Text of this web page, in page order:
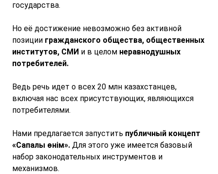
государства.
Но её достижение невозможно без активной
позиции гражданского общества, общественных
институтов, СМИ и в целомнеравнодушных
потребителей.
Ведь речь идет о всех 20 млн казахстанцев,
включая нас всех присутствующих, являющихся
потребителями.
Нами предлагается запустить публичный концепт
«Сапалы өнім».Для этого уже имеется базовый
набор законодательных инструментов и
механизмов.